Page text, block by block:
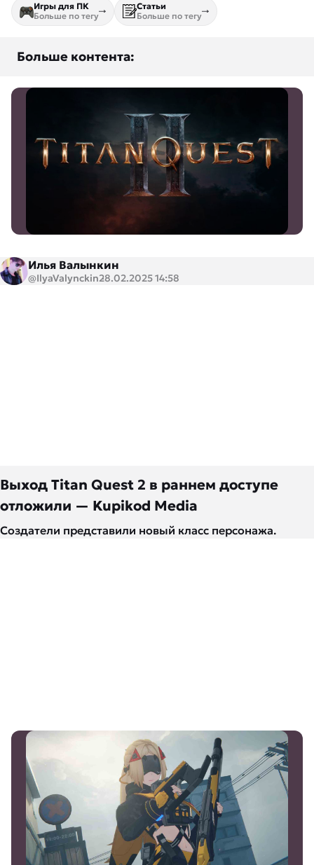
Игры для ПК
Больше по тегу
Статьи
Больше по тегу
Больше контента:
Выход Titan Quest 2 в раннем доступе
отложили — Kupikod Media
Создатели представили новый класс персонажа.
Илья Валынкин
@IlyaValynckin28.02.2025 14:58